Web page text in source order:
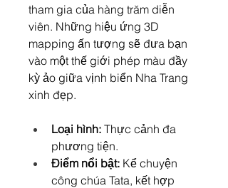
tham gia của hàng trăm diễn
viên. Những hiệu ứng 3D
mapping ấn tượng sẽ đưa bạn
vào một thế giới phép màu đầy
kỳ ảo giữa vịnh biển Nha Trang
xinh đẹp.
Loại hình: Thực cảnh đa
phương tiện.
Điểm nổi bật: Kể chuyện
công chúa Tata, kết hợp